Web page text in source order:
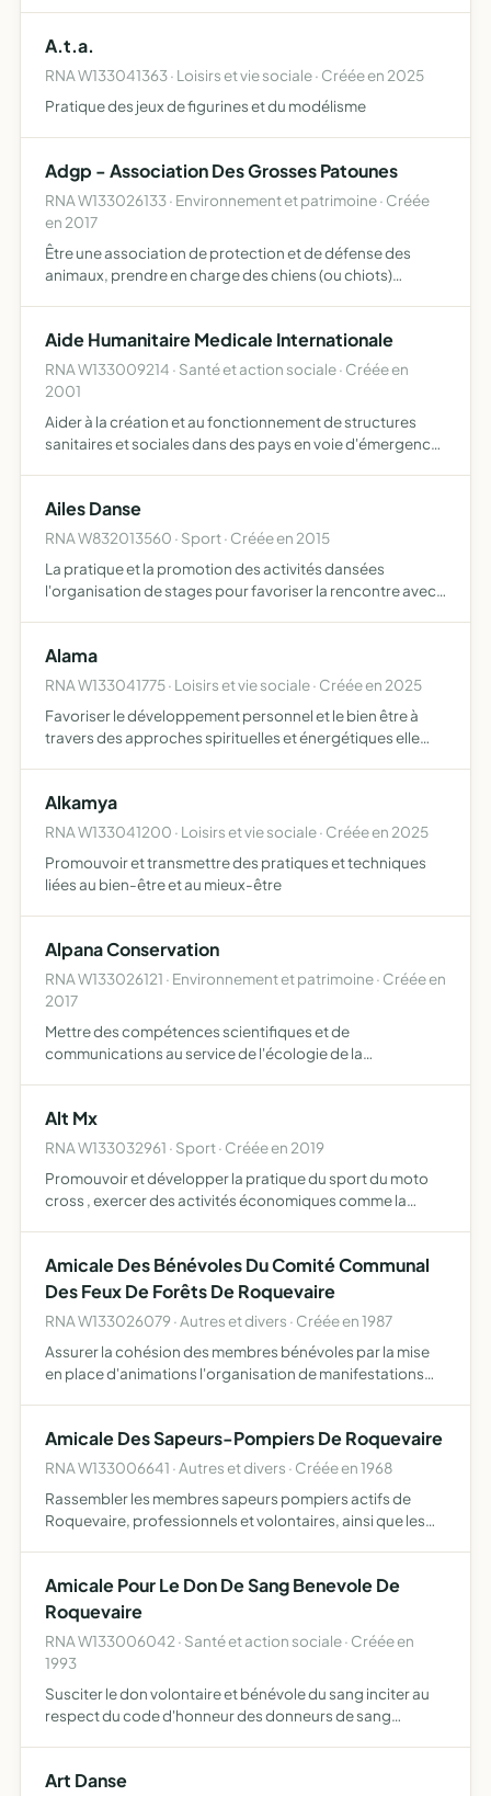
de leurs i…
A.t.a.
RNA W133041363 · Loisirs et vie sociale · Créée en 2025
Pratique des jeux de figurines et du modélisme
Adgp - Association Des Grosses Patounes
RNA W133026133 · Environnement et patrimoine · Créée
en 2017
Être une association de protection et de défense des
animaux, prendre en charge des chiens (ou chiots)
Aide Humanitaire Medicale Internationale
RNA W133009214 · Santé et action sociale · Créée en
2001
Aider à la création et au fonctionnement de structures
sanitaires et sociales dans des pays en voie d'émergence
Ailes Danse
RNA W832013560 · Sport · Créée en 2015
La pratique et la promotion des activités dansées
l'organisation de stages pour favoriser la rencontre avec
Alama
RNA W133041775 · Loisirs et vie sociale · Créée en 2025
Favoriser le développement personnel et le bien être à
travers des approches spirituelles et énergétiques elle
Alkamya
RNA W133041200 · Loisirs et vie sociale · Créée en 2025
Promouvoir et transmettre des pratiques et techniques
liées au bien-être et au mieux-être
Alpana Conservation
RNA W133026121 · Environnement et patrimoine · Créée en
2017
Mettre des compétences scientifiques et de
communications au service de l'écologie de la
contribuer à leur connaissance…
Alt Mx
RNA W133032961 · Sport · Créée en 2019
Promouvoir et développer la pratique du sport du moto
cross , exercer des activités économiques comme la
Amicale Des Bénévoles Du Comité Communal
Des Feux De Forêts De Roquevaire
RNA W133026079 · Autres et divers · Créée en 1987
Assurer la cohésion des membres bénévoles par la mise
en place d'animations l'organisation de manifestations
b…
Amicale Des Sapeurs-Pompiers De Roquevaire
RNA W133006641 · Autres et divers · Créée en 1968
Rassembler les membres sapeurs pompiers actifs de
Roquevaire, professionnels et volontaires, ainsi que les
loisirs…
Amicale Pour Le Don De Sang Benevole De
Roquevaire
RNA W133006042 · Santé et action sociale · Créée en
1993
Susciter le don volontaire et bénévole du sang inciter au
respect du code d'honneur des donneurs de sang
Art Danse